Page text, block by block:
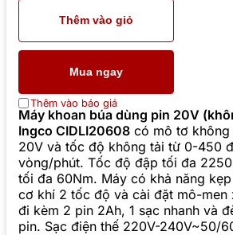
Thêm vào giỏ
Mua ngay
Thêm vào báo giá
Máy khoan búa dùng pin 20V
Ingco CIDLI20608 có mô tơ không
20V và tốc độ không tải từ 0-450
vòng/phút. Tốc độ đập tối đa
tối đa 60Nm. Máy có khả năng
cơ khí 2 tốc độ và cài đặt mô-men
đi kèm 2 pin 2Ah, 1 sạc nhanh và
pin. Sạc điện thế 220V-240V~50/